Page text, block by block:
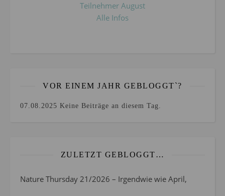
Teilnehmer August
Alle Infos
VOR EINEM JAHR GEBLOGGT`?
07.08.2025 Keine Beiträge an diesem Tag.
ZULETZT GEBLOGGT…
Nature Thursday 21/2026 – Irgendwie wie April,